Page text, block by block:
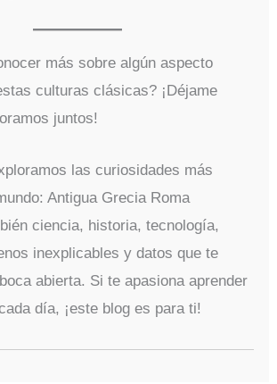
más sobre algún aspecto
culturas clásicas? ¡Déjame
juntos!
las curiosidades más
Antigua Grecia Roma
ciencia, historia, tecnología,
inexplicables y datos que te
abierta. Si te apasiona aprender
día, ¡este blog es para ti!